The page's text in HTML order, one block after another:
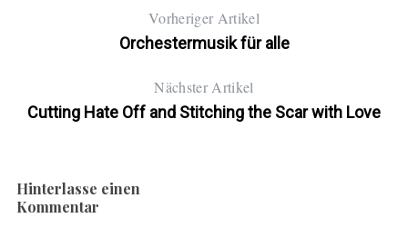
Vorheriger Artikel
Orchestermusik für alle
Nächster Artikel
Cutting Hate Off and Stitching the Scar with Love
Hinterlasse einen
Kommentar